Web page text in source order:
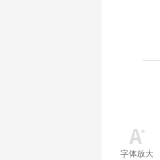
字体放大